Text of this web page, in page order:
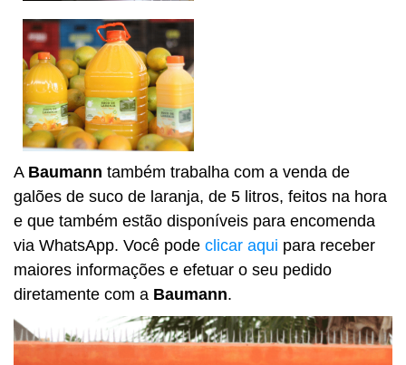
A Baumann também trabalha com a venda de
galões de suco de laranja, de 5 litros, feitos na hora
e que também estão disponíveis para encomenda
via WhatsApp. Você pode clicar aqui para receber
maiores informações e efetuar o seu pedido
diretamente com a Baumann.